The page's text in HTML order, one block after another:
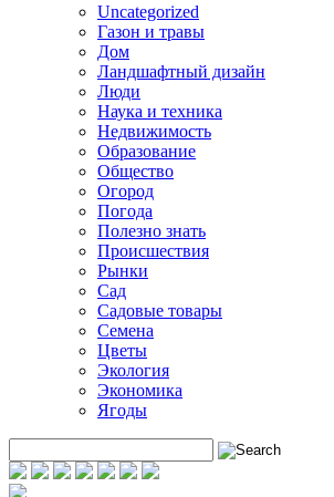
Uncategorized
Газон и травы
Дом
Ландшафтный дизайн
Люди
Наука и техника
Недвижимость
Образование
Общество
Огород
Погода
Полезно знать
Происшествия
Рынки
Сад
Садовые товары
Семена
Цветы
Экология
Экономика
Ягоды